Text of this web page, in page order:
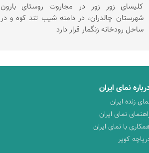
کلیسای زور زور در مجاروت روستای بارون
شهرستان چالدران، در دامنه شیب تند کوه و در
ساحل رودخانه زنگمار قرار دارد
نمای ایران
زنده ایران
نمای ایران
با نمای ایران
کویر